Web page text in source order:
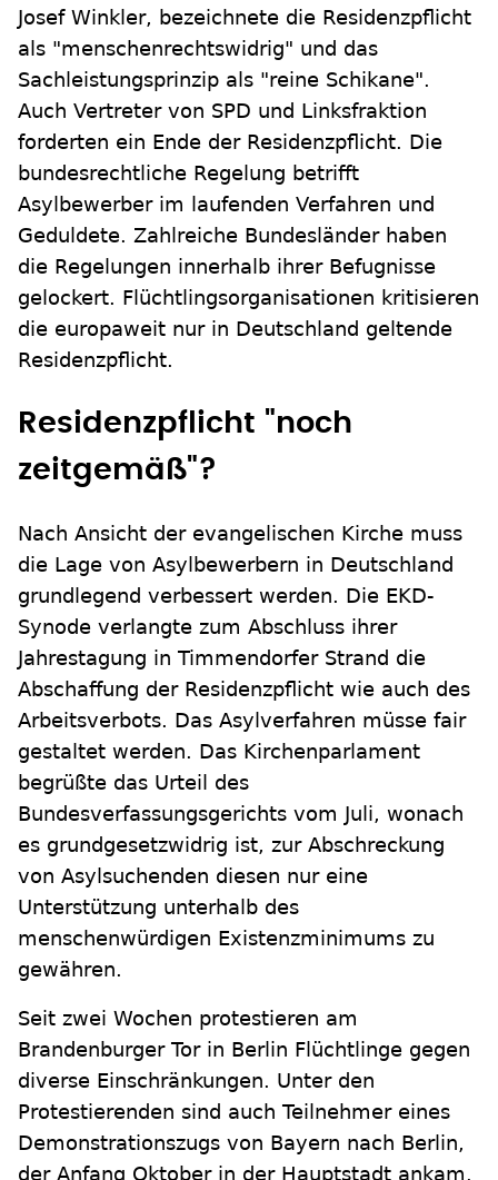
Josef Winkler, bezeichnete die Residenzpflicht
als "menschenrechtswidrig" und das
Sachleistungsprinzip als "reine Schikane".
Auch Vertreter von SPD und Linksfraktion
forderten ein Ende der Residenzpflicht. Die
bundesrechtliche Regelung betrifft
Asylbewerber im laufenden Verfahren und
Geduldete. Zahlreiche Bundesländer haben
die Regelungen innerhalb ihrer Befugnisse
gelockert. Flüchtlingsorganisationen kritisieren
die europaweit nur in Deutschland geltende
Residenzpflicht.
Residenzpflicht "noch
zeitgemäß"?
Nach Ansicht der evangelischen Kirche muss
die Lage von Asylbewerbern in Deutschland
grundlegend verbessert werden. Die EKD-
Synode verlangte zum Abschluss ihrer
Jahrestagung in Timmendorfer Strand die
Abschaffung der Residenzpflicht wie auch des
Arbeitsverbots. Das Asylverfahren müsse fair
gestaltet werden. Das Kirchenparlament
begrüßte das Urteil des
Bundesverfassungsgerichts vom Juli, wonach
es grundgesetzwidrig ist, zur Abschreckung
von Asylsuchenden diesen nur eine
Unterstützung unterhalb des
menschenwürdigen Existenzminimums zu
gewähren.
Seit zwei Wochen protestieren am
Brandenburger Tor in Berlin Flüchtlinge gegen
diverse Einschränkungen. Unter den
Protestierenden sind auch Teilnehmer eines
Demonstrationszugs von Bayern nach Berlin,
der Anfang Oktober in der Hauptstadt ankam.